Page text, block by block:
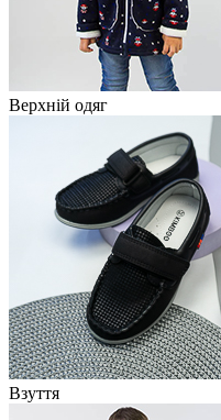
Верхній одяг
Взуття